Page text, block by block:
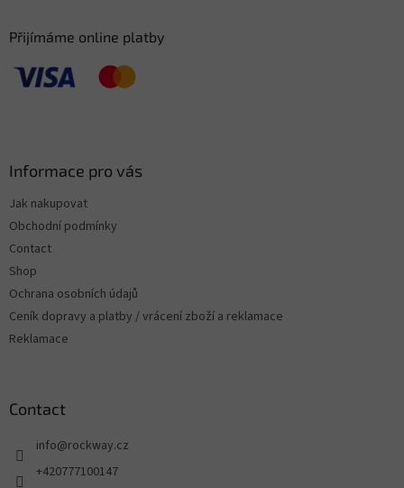
Přijímáme online platby
Informace pro vás
Jak nakupovat
Obchodní podmínky
Contact
Shop
Ochrana osobních údajů
Ceník dopravy a platby / vrácení zboží a reklamace
Reklamace
Contact
info@rockway.cz
+420777100147